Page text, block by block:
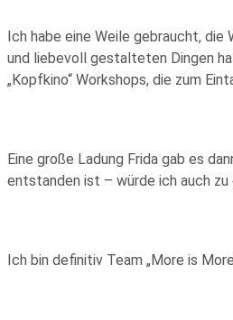
Ich habe eine Weile gebraucht,
und liebevoll gestalteten Dingen
„Kopfkino“ Workshops, die zum
Eine große Ladung Frida gab es
entstanden ist – würde ich auch zu
Ich bin definitiv Team „More is